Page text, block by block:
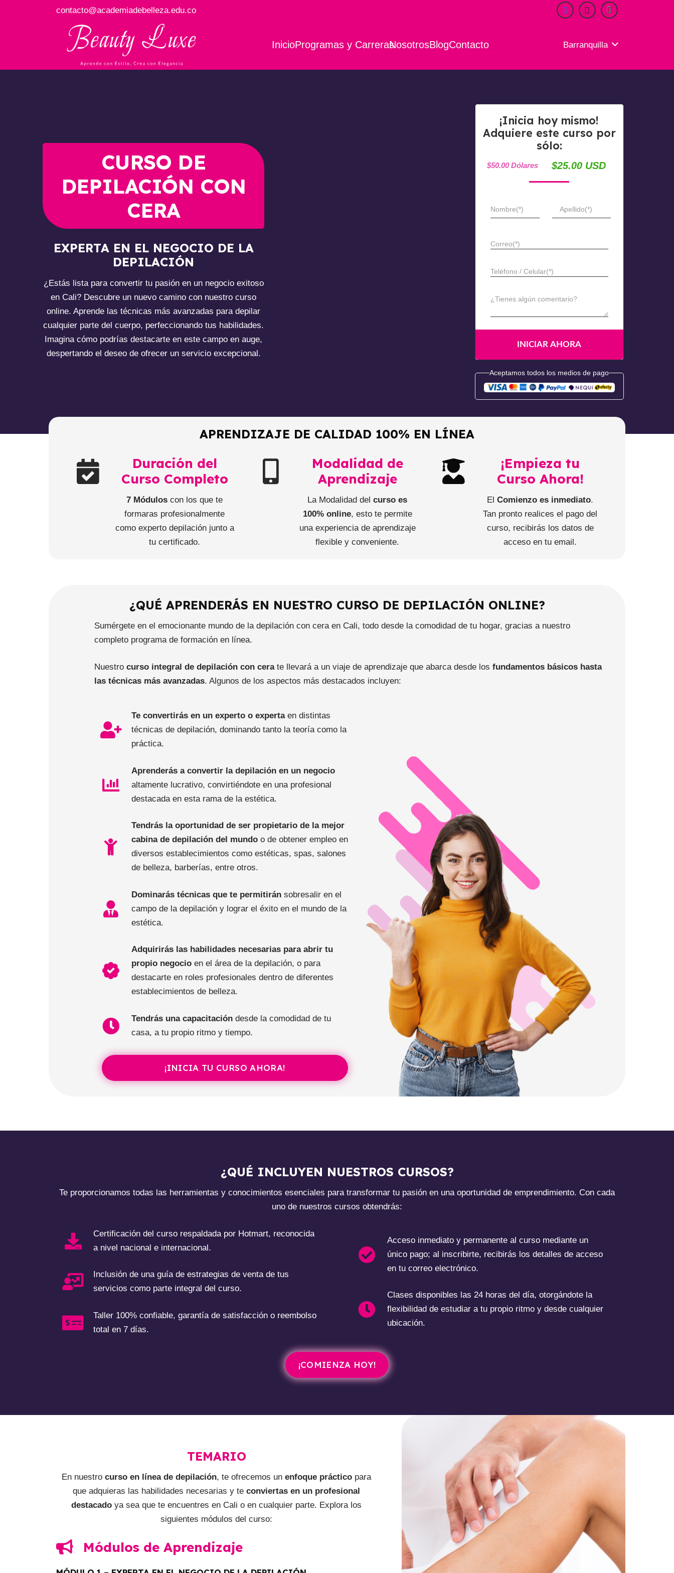
contacto@academiadebelleza.edu.co
InicioProgramas y CarrerasNosotrosBlogContacto Barranquilla
CURSO DE
DEPILACIÓN CON
CERA
EXPERTA EN EL NEGOCIO DE LA
DEPILACIÓN
¿Estás lista para convertir tu pasión en un negocio exitoso
en Cali? Descubre un nuevo camino con nuestro curso
online. Aprende las técnicas más avanzadas para depilar
cualquier parte del cuerpo, perfeccionando tus habilidades.
Imagina cómo podrías destacarte en este campo en auge,
despertando el deseo de ofrecer un servicio excepcional.
¡Inicia hoy mismo!
Adquiere este curso por
sólo:
$50.00 Dólares $25.00 USD
Nombre(*) Apellido(*)
Correo(*)
Teléfono / Celular(*)
¿Tienes algún comentario?
Aceptamos todos los medios de pago
APRENDIZAJE DE CALIDAD 100% EN LÍNEA
Duración del
Curso Completo
7 Módulos con los que te
formaras profesionalmente
como experto depilación junto a
tu certificado.
Modalidad de
Aprendizaje
La Modalidad delcurso es
100% online, esto te permite
una experiencia de aprendizaje
flexible y conveniente.
¡Empieza tu
Curso Ahora!
ElComienzo es inmediato.
Tan pronto realices el pago del
curso, recibirás los datos de
acceso en tu email.
¿QUÉ APRENDERÁS EN NUESTRO CURSO DE DEPILACIÓN ONLINE?
Sumérgete en el emocionante mundo de la depilación con cera en Cali, todo desde la comodidad de tu hogar, gracias a nuestro
completo programa de formación en línea.
Nuestrocurso integral de depilación con cerate llevará a un viaje de aprendizaje que abarca desde los fundamentos básicos hasta
las técnicas más avanzadas. Algunos de los aspectos más destacados incluyen:
Te convertirás en un experto o expertaen distintas
técnicas de depilación, dominando tanto la teoría como la
práctica.
Aprenderás a convertir la depilación en un negocio
altamente lucrativo, convirtiéndote en una profesional
destacada en esta rama de la estética.
Tendrás la oportunidad de ser propietario de la mejor
cabina de depilación del mundoo de obtener empleo en
diversos establecimientos como estéticas, spas, salones
de belleza, barberías, entre otros.
Dominarás técnicas que te permitiránsobresalir en el
campo de la depilación y lograr el éxito en el mundo de la
estética.
Adquirirás las habilidades necesarias para abrir tu
propio negocioen el área de la depilación, o para
destacarte en roles profesionales dentro de diferentes
establecimientos de belleza.
Tendrás una capacitacióndesde la comodidad de tu
casa, a tu propio ritmo y tiempo.
¡INICIA TU CURSO AHORA!
¿QUÉ INCLUYEN NUESTROS CURSOS?
Te proporcionamos todas las herramientas y conocimientos esenciales para transformar tu pasión en una oportunidad de emprendimiento. Con cada
uno de nuestros cursos obtendrás:
Certificación del curso respaldada por Hotmart, reconocida
a nivel nacional e internacional.
Inclusión de una guía de estrategias de venta de tus
servicios como parte integral del curso.
Taller 100% confiable, garantía de satisfacción o reembolso
total en 7 días.
Acceso inmediato y permanente al curso mediante un
único pago; al inscribirte, recibirás los detalles de acceso
en tu correo electrónico.
Clases disponibles las 24 horas del día, otorgándote la
flexibilidad de estudiar a tu propio ritmo y desde cualquier
ubicación.
¡COMIENZA HOY!
TEMARIO
En nuestro curso en línea de depilación, te ofrecemos unenfoque práctico para
que adquieras las habilidades necesarias y teconviertas en un profesional
destacado ya sea que te encuentres en Cali o en cualquier parte. Explora los
siguientes módulos del curso:
Módulos de Aprendizaje